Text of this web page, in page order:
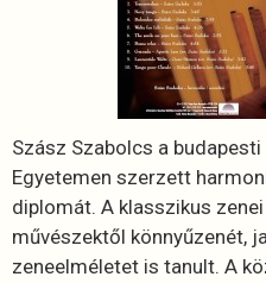
Szász Szabolcs a
Egyetemen szerzett
diplomát. A klasszikus
művészektől könnyűzenét,
zeneelméletet is tanult. A